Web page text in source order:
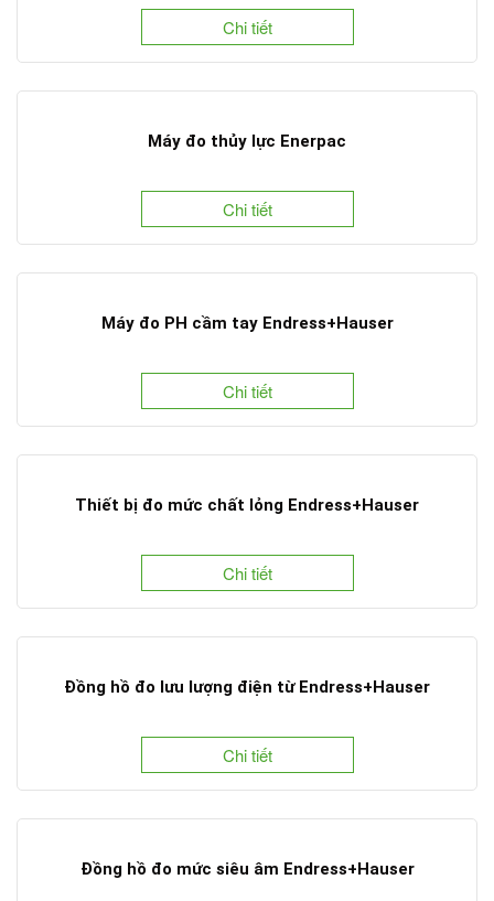
Chi tiết
Máy đo thủy lực Enerpac
Chi tiết
Máy đo PH cầm tay Endress+Hauser
Chi tiết
Thiết bị đo mức chất lỏng Endress+Hauser
Chi tiết
Đồng hồ đo lưu lượng điện từ Endress+Hauser
Chi tiết
Đồng hồ đo mức siêu âm Endress+Hauser